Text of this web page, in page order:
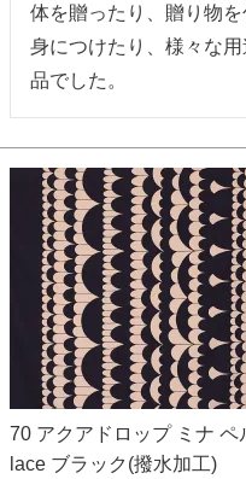
体を贈ったり、贈り物
身につけたり、様々な
品でした。
70 アクアドロップ ミナ
lace ブラック(撥水加工)